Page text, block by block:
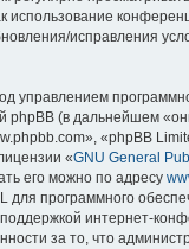
использование
исправления
управлением
phpBB (в дальнейшем
«phpBB
«GNU General
его можно по адресу
для программного
интернет-
за то, что